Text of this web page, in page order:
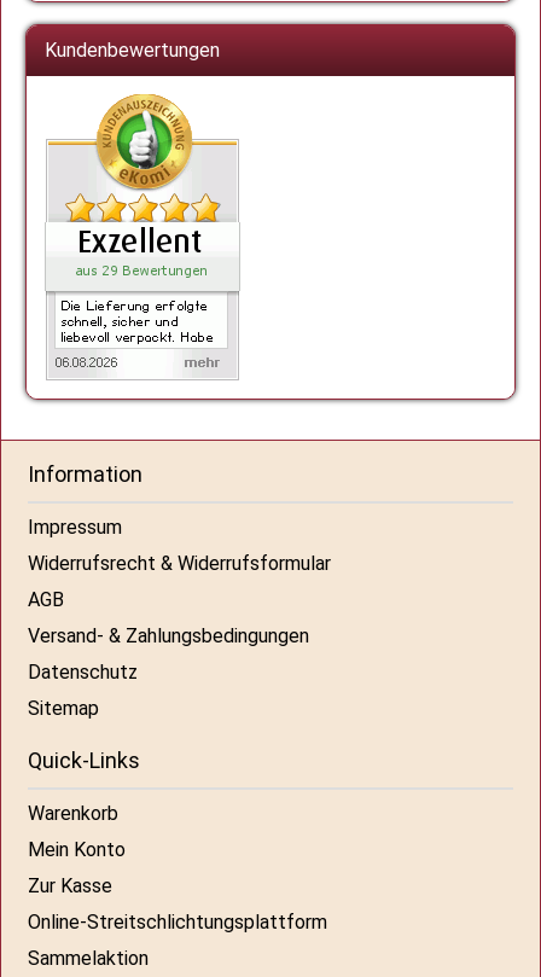
Kundenbewertungen
Information
Impressum
Widerrufsrecht & Widerrufsformular
AGB
Versand- & Zahlungsbedingungen
Datenschutz
Sitemap
Quick-Links
Warenkorb
Mein Konto
Zur Kasse
Online-Streitschlichtungsplattform
Sammelaktion